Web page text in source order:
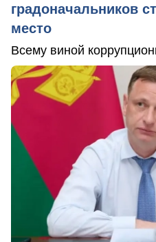
градоначальников
место
Всему виной